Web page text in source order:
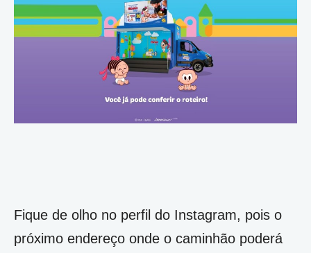
Fique de olho no perfil do Instagram, pois o
próximo endereço onde o caminhão poderá